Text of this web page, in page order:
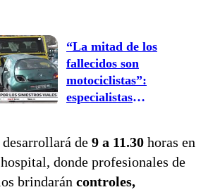
“La mitad de los
fallecidos son
motociclistas”:
especialistas
víctimas fatales en
accidentes de tránsito
de 9 a 11.30 horas en
donde profesionales de
brindarán controles,